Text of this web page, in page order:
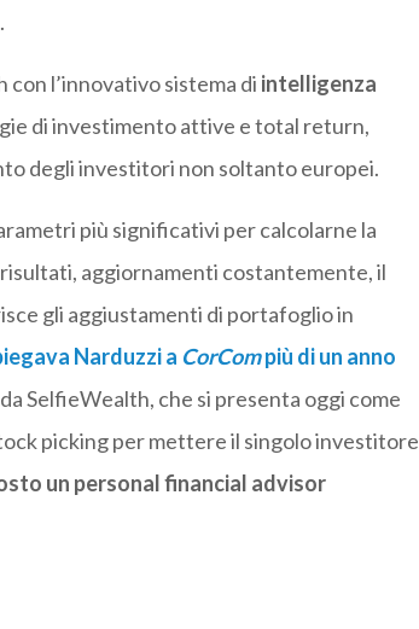
l’innovativo sistema di intelligenza
di investimento attive e total return,
degli investitori non soltanto europei.
più significativi per calcolarne la
aggiornamenti costantemente, il
gli aggiustamenti di portafoglio in
Narduzzi a CorCompiù di un anno
SelfieWealth, che si presenta oggi come
picking per mettere il singolo investitore
un personal financial advisor